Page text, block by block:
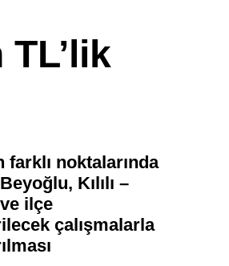
farklı noktalarında
Kılılı –
ilçe
çalışmalarla